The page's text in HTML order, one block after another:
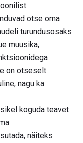
otse oma
turundusosaks
muusika,
on otseselt
nagu ka
koguda teavet
näiteks